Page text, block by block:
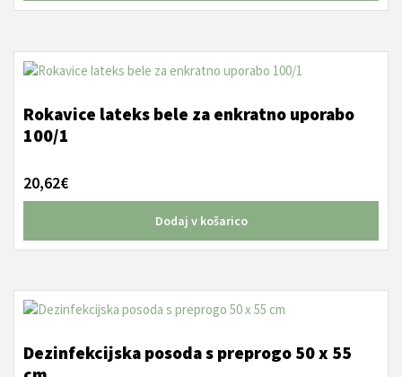
na
izdelka
Rokavice lateks bele za enkratno uporabo
100/1
20,62€
Dodaj v košarico
Dezinfekcijska posoda s preprogo 50 x 55